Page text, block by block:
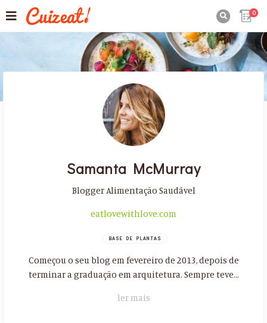
0
Samanta McMurray
Blogger Alimentação Saudável
eatlovewithlove.com
BASE DE PLANTAS
Começou o seu blog em fevereiro de 2013, depois de
terminar a graduação em arquitetura. Sempre teve...
ler mais